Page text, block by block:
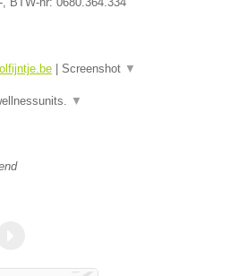
| Screenshot ▼
▼